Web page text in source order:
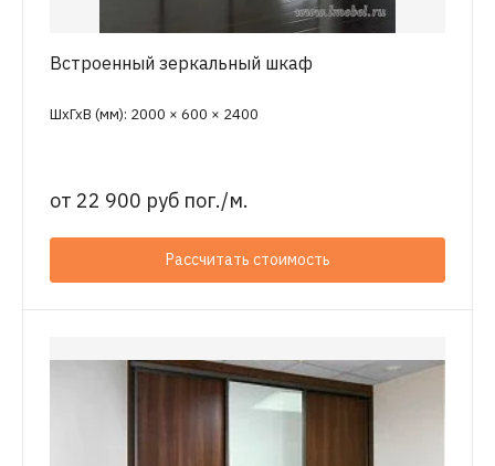
Встроенный зеркальный шкаф
ШхГхВ (мм): 2000 × 600 × 2400
от 22 900 руб пог./м.
Рассчитать стоимость